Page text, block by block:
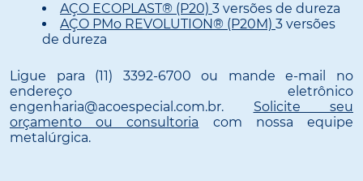
AÇO ECOPLAST® (P20) 3 versões de dureza
AÇO PMo REVOLUTION® (P20M) 3 versões
de dureza
Ligue para (11) 3392-6700 ou mande e-mail no
endereço eletrônico
engenharia@acoespecial.com.br. Solicite seu
orçamento ou consultoria com nossa equipe
metalúrgica.